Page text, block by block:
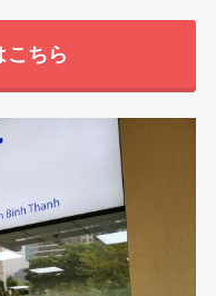
こちら